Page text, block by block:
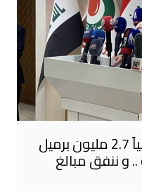
وزير النفط: العراق ينتج حالياً 2.7 مليون برميل
و ننفق مبالغ